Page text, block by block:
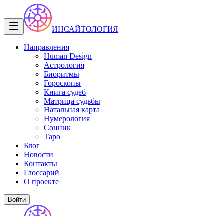
ИНСАЙТОЛОГИЯ
Направления
Human Design
Астрология
Биоритмы
Гороскопы
Книга судеб
Матрица судьбы
Натальная карта
Нумерология
Сонник
Таро
Блог
Новости
Контакты
Глоссарий
О проекте
Войти